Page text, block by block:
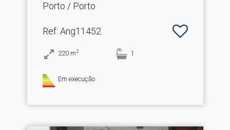
Porto / Porto
Ref: Ang11452
220 m2 1
Em execução